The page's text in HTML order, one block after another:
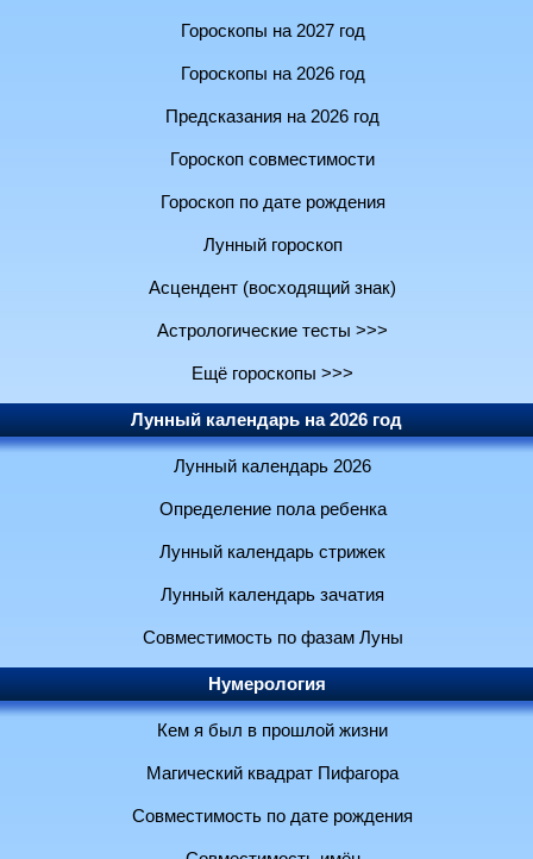
Гороскопы на 2027 год
Гороскопы на 2026 год
Предсказания на 2026 год
Гороскоп совместимости
Гороскоп по дате рождения
Лунный гороскоп
Асцендент (восходящий знак)
Астрологические тесты >>>
Ещё гороскопы >>>
Лунный календарь на 2026 год
Лунный календарь 2026
Определение пола ребенка
Лунный календарь стрижек
Лунный календарь зачатия
Совместимость по фазам Луны
Нумерология
Кем я был в прошлой жизни
Магический квадрат Пифагора
Совместимость по дате рождения